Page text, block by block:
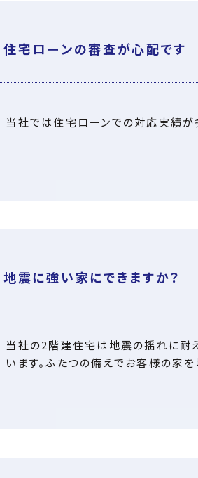
住宅ローンの審査が心配です
当社では住宅ローンでの対応実績が
地震に強い家にできますか？
当社の2階建住宅は地震の揺れに耐
います。ふたつの備えでお客様の家を